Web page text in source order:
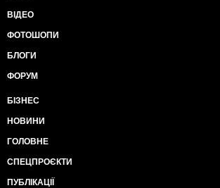
ВІДЕО
ФОТОШОПИ
БЛОГИ
ФОРУМ
БІЗНЕС
НОВИНИ
ГОЛОВНЕ
СПЕЦПРОЄКТИ
ПУБЛІКАЦІЇ